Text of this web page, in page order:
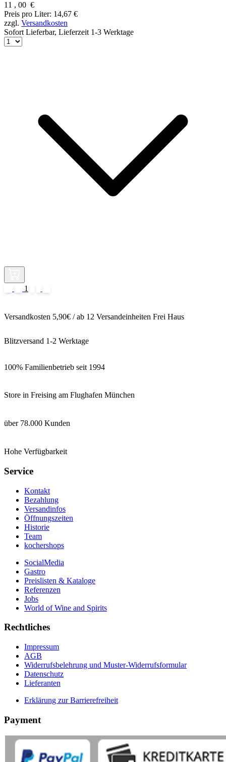
11 , 00 €
Preis pro Liter: 14,67 €
zzgl. Versandkosten
Sofort Lieferbar, Lieferzeit 1-3 Werktage
1
Versandkosten 5,90€ / ab 12 Versandeinheiten Frei Haus
Blitzversand 1-2 Werktage
100% Familienbetrieb seit 1994
Store in Freising am Flughafen München
über 78.000 Kunden
Hohe Verfügbarkeit
Service
Kontakt
Bezahlung
Versandinfos
Öffnungszeiten
Historie
Team
kochershops
SocialMedia
Gastro
Preislisten & Kataloge
Referenzen
Jobs
World of Wine and Spirits
Rechtliches
Impressum
AGB
Widerrufsbelehrung und Muster-Widerrufsformular
Datenschutz
Lieferanten
Erklärung zur Barrierefreiheit
Payment